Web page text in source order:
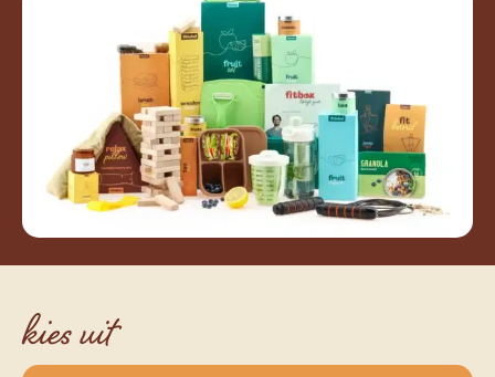
kies uit